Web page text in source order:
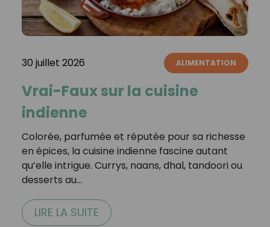
30 juillet 2026 ALIMENTATION
Vrai-Faux sur la cuisine
indienne
Colorée, parfumée et réputée pour sa richesse
en épices, la cuisine indienne fascine autant
qu’elle intrigue. Currys, naans, dhal, tandoori ou
desserts au…
LIRE LA SUITE